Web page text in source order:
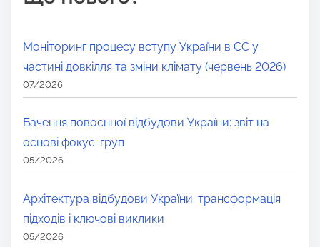
Моніторинг процесу вступу України в ЄС у
частині довкілля та зміни клімату (червень 2026)
07/2026
Бачення повоєнної відбудови України: звіт на
основі фокус-груп
05/2026
Архітектура відбудови України: трансформація
підходів і ключові виклики
05/2026